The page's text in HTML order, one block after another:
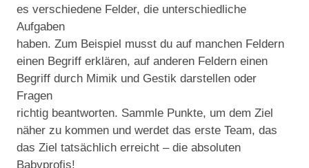
es verschiedene Felder, die unterschiedliche
Aufgaben
haben. Zum Beispiel musst du auf manchen Feldern
einen Begriff erklären, auf anderen Feldern einen
Begriff durch Mimik und Gestik darstellen oder
Fragen
richtig beantworten. Sammle Punkte, um dem Ziel
näher zu kommen und werdet das erste Team, das
das Ziel tatsächlich erreicht – die absoluten
Babyprofis!